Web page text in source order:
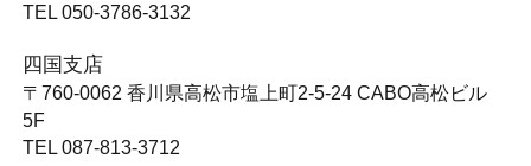
TEL 050-3786-3132
四国支店
〒760-0062 香川県高松市塩上町2-5-24 CABO高松ビル
5F
TEL 087-813-3712